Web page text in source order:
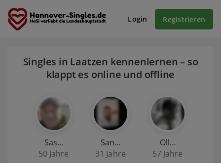
Login Registrieren
Singles in Laatzen kennenlernen – so
klappt es online und offline
Sas…
50 Jahre
San…
31 Jahre
Oll…
57 Jahre